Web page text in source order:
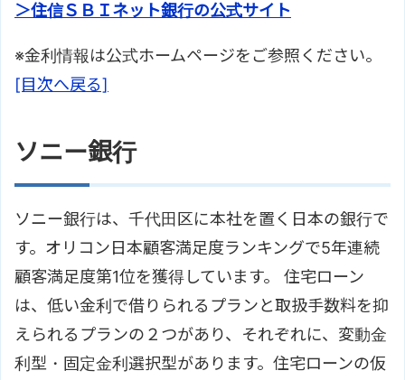
＞住信ＳＢＩネット銀行の公式サイト
※金利情報は公式ホームページをご参照ください。
[目次へ戻る]
ソニー銀行
ソニー銀行は、千代田区に本社を置く日本の銀行で
す。オリコン日本顧客満足度ランキングで5年連続
顧客満足度第1位を獲得しています。 住宅ローン
は、低い金利で借りられるプランと取扱手数料を抑
えられるプランの２つがあり、それぞれに、変動金
利型・固定金利選択型があります。住宅ローンの仮